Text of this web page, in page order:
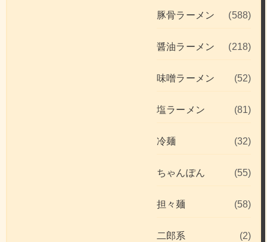
豚骨ラーメン (588)
醤油ラーメン (218)
味噌ラーメン (52)
塩ラーメン (81)
冷麺 (32)
ちゃんぽん (55)
担々麺 (58)
二郎系 (2)